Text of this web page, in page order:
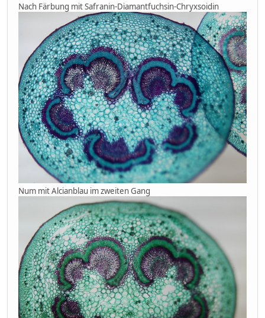
Nach Färbung mit Safranin-Diamantfuchsin-Chryxsoidin
Num mit Alcianblau im zweiten Gang